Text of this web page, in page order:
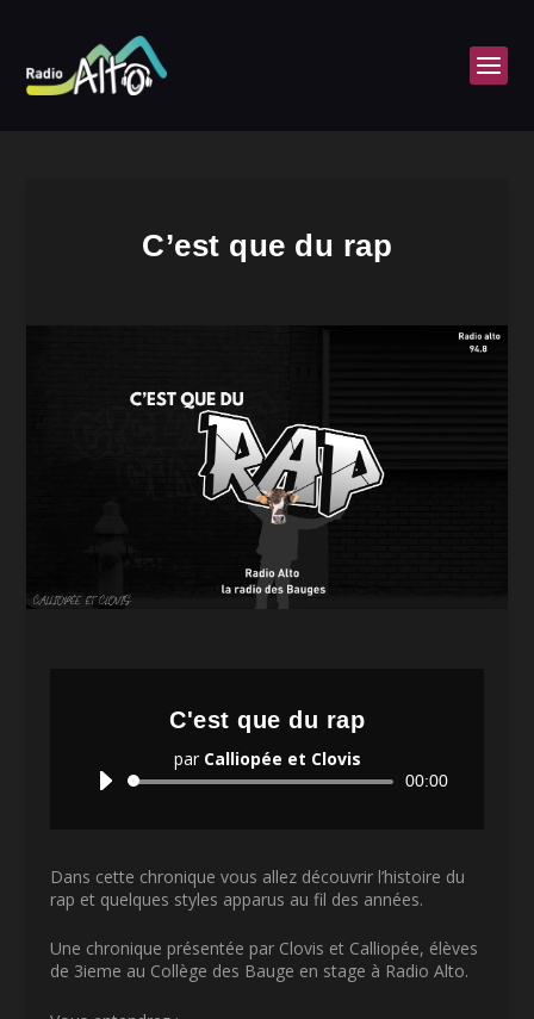
C’est que du rap
C'est que du rap
par Calliopée et Clovis
Lecteur
00:00
Dans cette chronique vous allez découvrir l’histoire du
rap et quelques styles apparus au fil des années.
Une chronique présentée par Clovis et Calliopée, élèves
de 3ieme au Collège des Bauge en stage à Radio Alto.